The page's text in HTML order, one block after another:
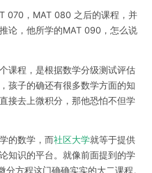
070，MAT 080 之后的课程，并
论，他所学的MAT 090，怎么说
课程，是根据数学分级测试评估
孩子的确还有很多数学方面的知
接去上微积分，那他恐怕不但学
的数学，而社区大学就等于提供
知识的平台。就像前面提到的学
方程这门确确实实的大二课程。